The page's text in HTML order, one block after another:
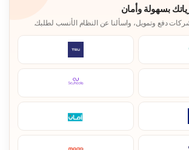
بسهولة وأمان
دفع وتمويل، واسألنا عن النظام الأنسب لطلبك.